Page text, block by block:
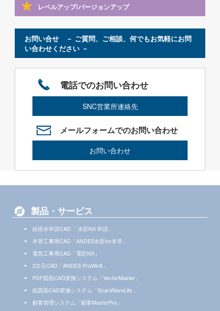
レベルアップ/バージョンアップ
お問い合せ － ご質問、ご相談、何でもお気軽にお問
い合わせください －
電話でのお問い合わせ
SNC営業所連絡先
メールフォームでのお問い合わせ
お問い合わせ
製品・サービス
給排水申請CAD 「水匠NX 申請」
本管工事用CAD「ANDES水匠for本管」
電気工事用CAD「電匠NX」
2次元CAD「ANDES ProWinⅡ」
PDF図面CAD変換システム「VectorMaster」
紙図面CAD変換システム「ScanWaveLite」
顧客管理システム「顧客MasterPro」